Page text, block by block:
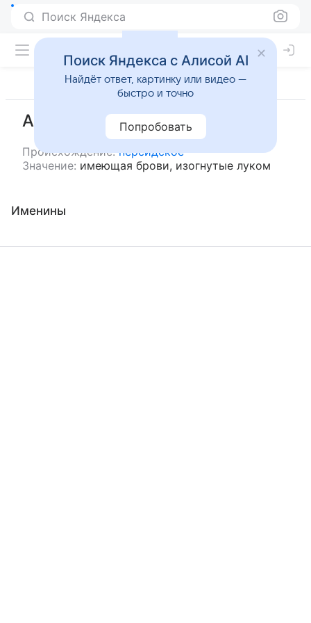
Поиск Яндекса
Абрукаман
Происхождение: персидское
Значение: имеющая брови, изогнутые луком
Именины
Поиск Яндекса с Алисой AI
Найдёт ответ, картинку или видео —
быстро и точно
Попробовать